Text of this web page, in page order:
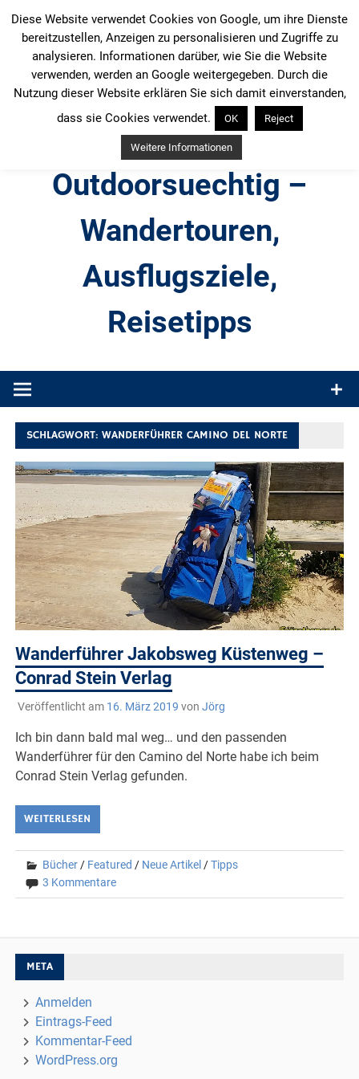
Inhalt
springen
Outdoorsuechtig –
Wandertouren,
Ausflugsziele,
Reisetipps
Produkttests und Buchrezensionen. Ein Blog für alle, die gern
SCHLAGWORT:WANDERFÜHRER CAMINO DEL NORTE
Wanderführer Jakobsweg Küstenweg –
Conrad Stein Verlag
Veröffentlicht am 16. März 2019 von Jörg
Ich bin dann bald mal weg… und den passenden
Wanderführer für den Camino del Norte habe ich beim
Conrad Stein Verlag gefunden.
WEITERLESEN
Bücher / Featured / Neue Artikel /Tipps
3 Kommentare
META
Anmelden
Eintrags-Feed
Kommentar-Feed
WordPress.org
Diese Website verwendet Cookies von Google, um ihre Dienste
bereitzustellen, Anzeigen zu personalisieren und Zugriffe zu
analysieren. Informationen darüber, wie Sie die Website
verwenden, werden an Google weitergegeben. Durch die
Nutzung dieser Website erklären Sie sich damit einverstanden,
dass sie Cookies verwendet.
OK Reject
Weitere Informationen